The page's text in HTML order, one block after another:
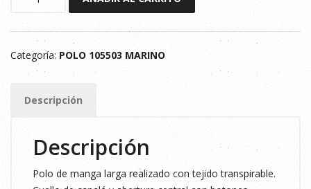
MANGA
LARGA
105503
AZUL
Categoría: POLO 105503 MARINO
Descripción
Descripción
Polo de manga larga realizado con tejido transpirable.